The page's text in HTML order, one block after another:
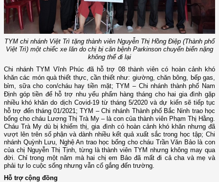
TYM chi nhánh Việt Trì tặng thành viên Nguyễn Thị Hồng Điệp (Thành phố
Việt Trì) một chiếc xe lăn do chị bị căn bệnh Parkinson chuyển biến nặng
không thể đi lại
Chi nhánh TYM Vĩnh Phúc đã hỗ trợ 08 thành viên có hoàn cảnh khó
khăn các món quà thiết thực, cần thiết như: giường, chăn bông, bếp gas,
bỉm, sữa cho con/cháu hay tiền mặt; TYM – Chi nhánh thành phố Nam
Định góp tiền để hỗ trợ nhu yếu phẩm hàng tháng cho hai gia đình gặp
nhiều khó khăn do dịch Covid-19 từ tháng 5/2020 và dự kiến sẽ tiếp tục
hỗ trợ đến tháng 01/2021;TYM – Chi nhánh Thành phố Bắc Ninh trao học
bổng cho cháu Lương Thị Trà My – là con của thành viên Phạm Thị Hằng.
Cháu Trà My dù bị khiếm thị, gia đình có hoàn cảnh khó khăn nhưng đã
vượt lên trên số phận và dành nhiều kết quả xuất sắc trong học tập; Chi
nhánh Quỳnh Lưu, Nghệ An trao học bổng cho cháu Trần Văn Bảo là con
của chị Nguyễn Thị Tịnh, từng là thành viên TYM nhưng không may qua
đời. Chỉ trong một năm mà hai chị em Bảo đã mất đi cả cha và mẹ và
phải tự lo cuộc sống nhưng vẫn cố gắng đến trường.
Hỗ trợ cộng đồng